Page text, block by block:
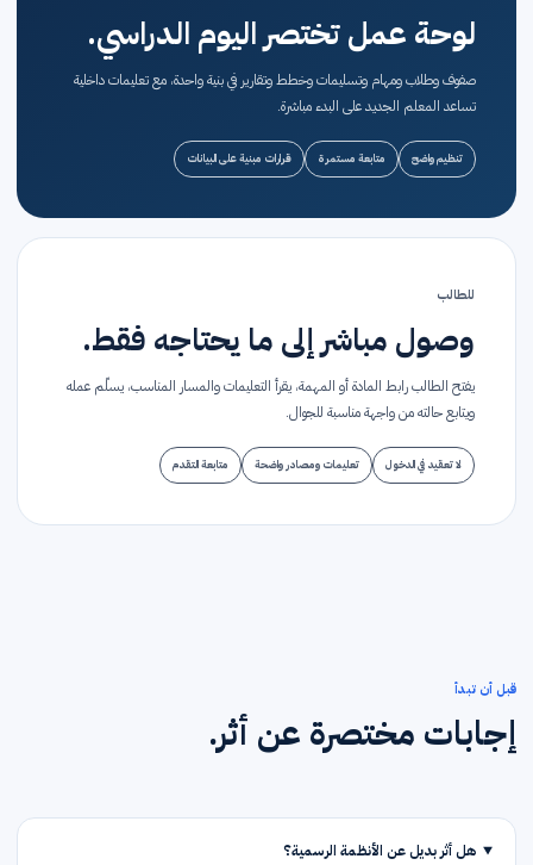
لوحة عمل تختصر اليوم الدراسي.
صفوف وطلاب ومهام وتسليمات وخطط وتقارير في بنية واحدة، مع تعليمات داخلية
تساعد المعلم الجديد على البدء مباشرة.
تنظيم واضح متابعة مستمرة قرارات مبنية على البيانات
للطالب
وصول مباشر إلى ما يحتاجه فقط.
يفتح الطالب رابط المادة أو المهمة، يقرأ التعليمات والمسار المناسب، يسلّم عمله
ويتابع حالته من واجهة مناسبة للجوال.
لا تعقيد في الدخول تعليمات ومصادر واضحة متابعة التقدم
قبل أن تبدأ
إجابات مختصرة عن أثر.
هل أثر بديل عن الأنظمة الرسمية؟